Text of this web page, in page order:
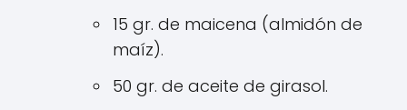
15 gr. de maicena (almidón de
maíz).
50 gr. de aceite de girasol.